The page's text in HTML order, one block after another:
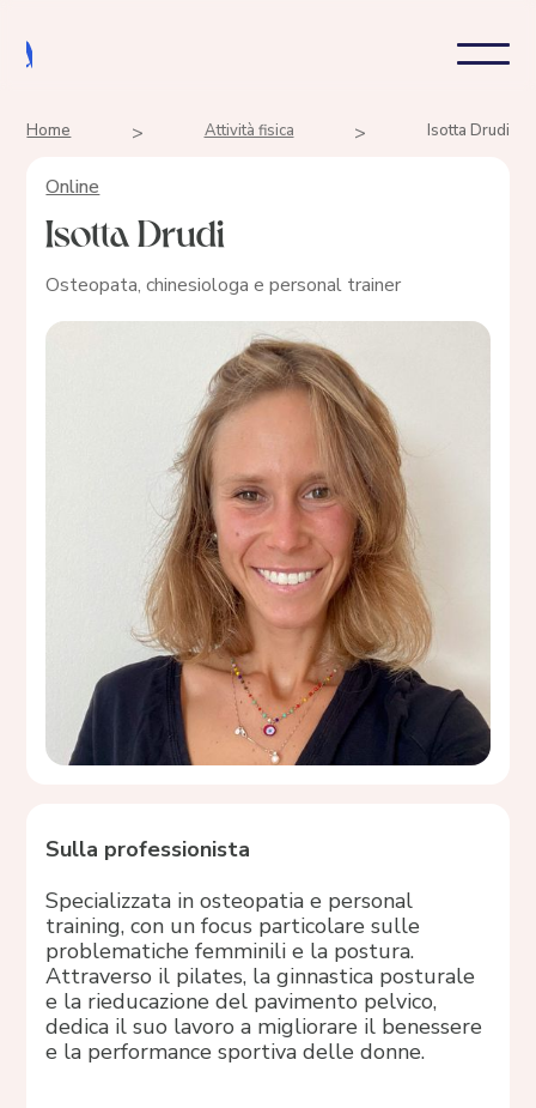
Home > Attività fisica > Isotta Drudi
Online
Isotta Drudi
Osteopata, chinesiologa e personal trainer
Sulla professionista
Specializzata in osteopatia e personal
training, con un focus particolare sulle
problematiche femminili e la postura.
Attraverso il pilates, la ginnastica posturale
e la rieducazione del pavimento pelvico,
dedica il suo lavoro a migliorare il benessere
e la performance sportiva delle donne.